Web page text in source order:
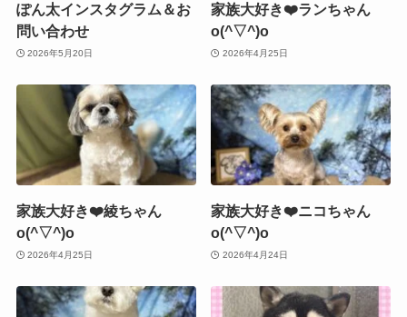
ぽん太インスタグラム＆お
問い合わせ
2026年5月20日
家族大好き❤️ランちゃん
o(^▽^)o
2026年4月25日
家族大好き❤️綾ちゃん
o(^▽^)o
2026年4月25日
家族大好き❤️ニコちゃん
o(^▽^)o
2026年4月24日